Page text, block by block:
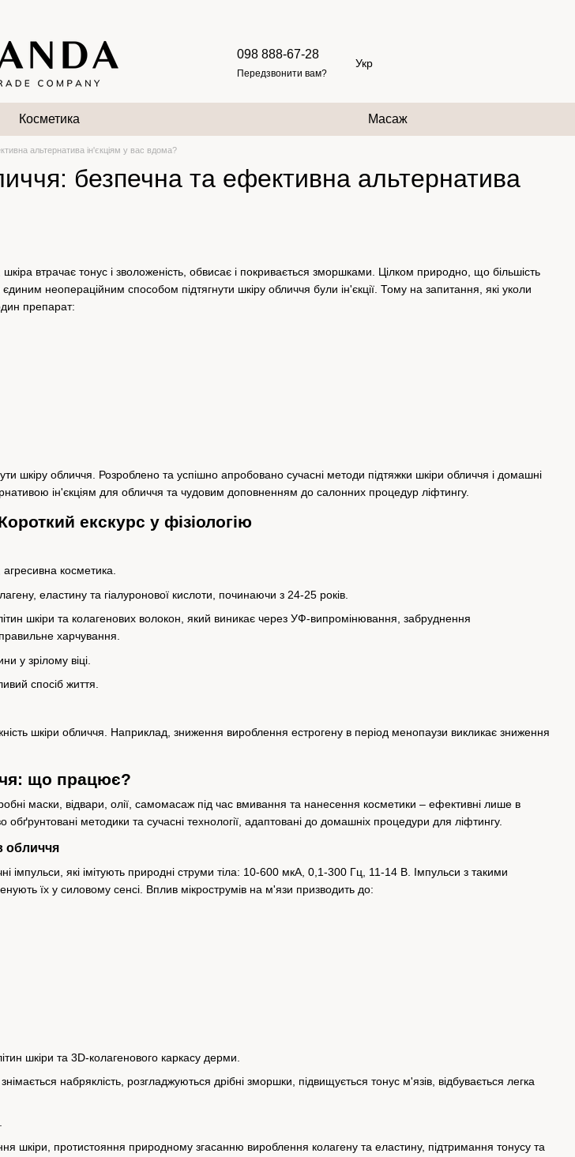
098 888-67-28
Передзвонити вам?
Укр
Косметика Масаж
альтернатива ін'єкціям у вас вдома?
безпечна та ефективна альтернатива
втрачає тонус і зволоженість, обвисає і покривається зморшками. Цілком природно, що більшість
неопераційним способом підтягнути шкіру обличчя були ін'єкції. Тому на запитання, які уколи
препарат:
шкіру обличчя. Розроблено та успішно апробовано сучасні методи підтяжки шкіри обличчя і домашні
ін'єкціям для обличчя та чудовим доповненням до салонних процедур ліфтингу.
екскурс у фізіологію
косметика.
еластину та гіалуронової кислоти, починаючи з 24-25 років.
шкіри та колагенових волокон, який виникає через УФ-випромінювання, забруднення
харчування.
у зрілому віці.
спосіб життя.
шкіри обличчя. Наприклад, зниження вироблення естрогену в період менопаузи викликає зниження
що працює?
маски, відвари, олії, самомасаж під час вмивання та нанесення косметики – ефективні лише в
обґрунтовані методики та сучасні технології, адаптовані до домашніх процедури для ліфтингу.
обличчя
імпульси, які імітують природні струми тіла: 10-600 мкА, 0,1-300 Гц, 11-14 B. Імпульси з такими
їх у силовому сенсі. Вплив мікрострумів на м'язи призводить до:
шкіри та 3D-колагенового каркасу дерми.
набряклість, розгладжуються дрібні зморшки, підвищується тонус м'язів, відбувається легка
шкіри, протистояння природному згасанню вироблення колагену та еластину, підтримання тонусу та